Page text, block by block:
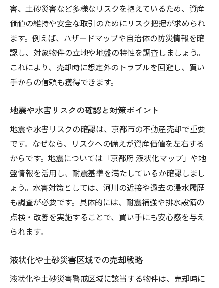
害、土砂災害など多様なリスクを抱えているため、資産
価値の維持や安全な取引のためにリスク把握が求められ
ます。例えば、ハザードマップや自治体の防災情報を確
認し、対象物件の立地や地盤の特性を調査しましょう。
これにより、売却時に想定外のトラブルを回避し、買い
手からの信頼も獲得できます。
地震や水害リスクの確認と対策ポイント
地震や水害リスクの確認は、京都市の不動産売却で重要
です。なぜなら、リスクへの備えが資産価値を左右する
からです。地震については「京都府 液状化マップ」や地
盤情報を活用し、耐震基準を満たしているか確認しまし
ょう。水害対策としては、河川の近接や過去の浸水履歴
も調査が必要です。具体的には、耐震補強や排水設備の
点検・改善を実施することで、買い手にも安心感を与え
られます。
液状化や土砂災害区域での売却戦略
液状化や土砂災害警戒区域に該当する物件は、売却時に